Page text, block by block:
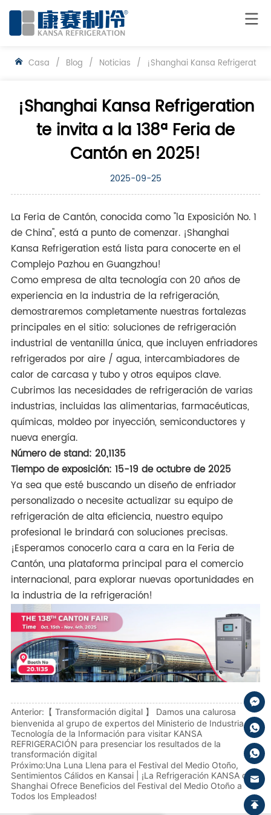
Casa / Blog / Noticias / ¡Shanghai Kansa
¡Shanghai Kansa Refrigeration
te invita a la 138ª Feria de
Cantón en 2025!
2025-09-25
La Feria de Cantón, conocida como "la Exposición No. 1
de China", está a punto de comenzar. ¡Shanghai
Kansa Refrigeration está lista para conocerte en el
Complejo Pazhou en Guangzhou!
Como empresa de alta tecnología con 20 años de
experiencia en la industria de la refrigeración,
demostraremos completamente nuestras fortalezas
principales en el sitio: soluciones de refrigeración
industrial de ventanilla única, que incluyen enfriadores
refrigerados por aire / agua, intercambiadores de
calor de carcasa y tubo y otros equipos clave.
Cubrimos las necesidades de refrigeración de varias
industrias, incluidas las alimentarias, farmacéuticas,
químicas, moldeo por inyección, semiconductores y
nueva energía.
Número de stand: 20,1135
Tiempo de exposición: 15-19 de octubre de 2025
Ya sea que esté buscando un diseño de enfriador
personalizado o necesite actualizar su equipo de
refrigeración de alta eficiencia, nuestro equipo
profesional le brindará con soluciones precisas.
¡Esperamos conocerlo cara a cara en la Feria de
Cantón, una plataforma principal para el comercio
internacional, para explorar nuevas oportunidades en
la industria de la refrigeración!
Anterior: 【 Transformación digital 】 Damos una calurosa
bienvenida al grupo de expertos del Ministerio de Industria y
Tecnología de la Información para visitar KANSA
REFRIGERACIÓN para presenciar los resultados de la
transformación digital
Próximo:Una Luna Llena para el Festival del Medio Otoño,
Sentimientos Cálidos en Kansai | ¡La Refrigeración KANSA de
Shanghai Ofrece Beneficios del Festival del Medio Otoño a
Todos los Empleados!